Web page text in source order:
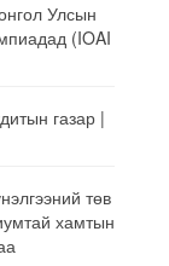
Улсын
(IOAI
газар |
төв
хамтын